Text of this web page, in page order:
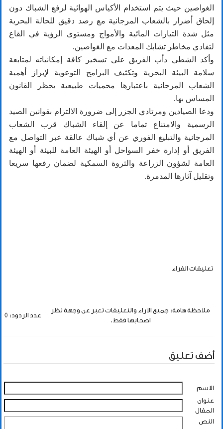
الغواصين حيث يتم استخدام الأكياس الهوائية لرفع الشباك دون
إلحاق أضرار بالشعاب المرجانية مع رصد دقيق للحالة البحرية
مثل شدة التيارات المائية والأمواج ومستوى الرؤية في القاع
لتفادي مخاطر تشابك المعدات مع الغواصين.
وأكد الشطي دأب الفريق على تسخير كافة إمكانياته لمتابعة
سلامة البيئة البحرية وتكثيف البرامج التوعوية لإبراز أهمية
الشعاب المرجانية باعتبارها محميات طبيعية يحظر القانون
المساس بها.
ودعا الصيادين ومرتادي الجزر إلى ضرورة الالتزام بقوانين الصيد
الرسمية والامتناع تماما عن إلقاء الشباك قرب الشعاب
المرجانية والتبليغ الفوري عن أي شباك عالقة عبر التواصل مع
الفريق أو إدارة خفر السواحل أو الهيئة العامة للبيئة أو الهيئة
العامة لشؤون الزراعة والثروة السمكية لضمان رفعها سريعا
وتقليل آثارها المدمرة.
تعليقات القراء
ملاحظة هامة: جميع الاراء والتعليقات تعبر عن وجهة نظر
اصحابها فقط.
عدد الردود: 0
أضف تعليق
الاسم
عنوان
المقال
النص